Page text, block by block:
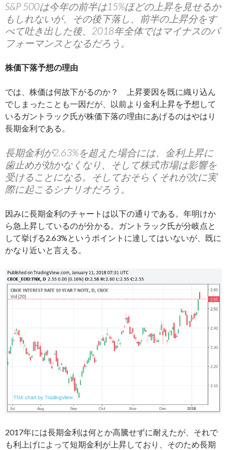
S&P 500は今年の前半は15%ほどの上昇を見せるか
もしれないが、その後下落し、前半の上昇分をす
べて吐き出した後、2018年全体ではマイナスのパ
フォーマンスとなるだろう。
株価下落予想の理由
では、株価は何故下がるのか？ 上昇要因を既に織り込ん
でしまったことも一因だが、以前より金利上昇を予想して
いるガントラック氏が株価下落の理由にあげるのはやはり
長期金利である。
長期金利が2.63%を超えた場合には、金利上昇に
歯止めが効かなくなり、そして株式市場は影響を
受けることになる。そしておそらくそれが次に実
際に起こるシナリオだろう。
因みに長期金利のチャートは以下の通りである。年明けか
ら急上昇しているのが分かる。ガントラック氏が分岐点と
して挙げる2.63%というポイントに達してはいないが、既に
かなり近いと言える。
2017年には長期金利は何とか高騰せずに耐えたが、それで
も利上げによって短期金利が上昇しており、そのため長期